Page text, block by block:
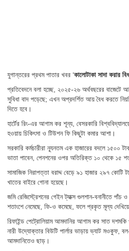
যুগান্তরের প্রথম পাতার খবর ‘কালোটাকা সাদা করার
প্রতিবেদনে বলা হচ্ছে, ২০২৫-২৬ অর্থবছরের বাজেটে
সুবিধা বাদ পড়েছে; এখন অপ্রদর্শিত আয় বৈধ করতে
দিতে হবে।
হার্টের রিং-এর আগাম কর শূন্য, বেসরকারি
হওয়ায় চিকিৎসা ও টিউশন ফি কিছুটা কমার আশা।
সরকারি কর্মচারীরা ন্যূনতম এক হাজারের বদলে ১৫০০
ভাতা পাবেন, পেনশনের ওপর অতিরিক্ত ১০ থেকে ১৫
সামাজিক নিরাপত্তা বরাদ্দ বেড়ে ৯১ হাজার ২৯৭
খাতের বাইরে গোনা হয়েছে।
জমি রেজিস্ট্রেশনের গেইন ট্যাক্স গুলশান-বনানীতে পাঁচ
শতাংশে নেমেছে, ফি-ও কমেছে, ফলে প্রকৃত মূল্য দেখিয়ে
রিফাইন্ড পেট্রোলিয়াম আমদানির আগাম কর সাত
নারী উদ্যোক্তার বিউটি পার্লার ভাড়ায় ভ্যাট মওকুফ,
আমদানিতেও ছাড়।